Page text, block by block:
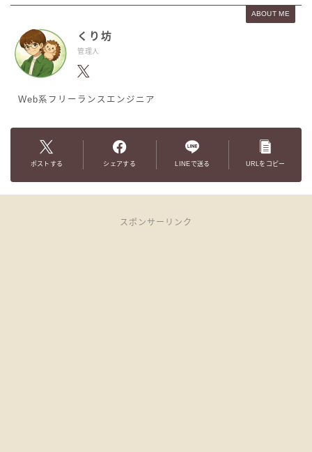
ABOUT ME
くり坊
管理人
Web系フリーランスエンジニア
ポストする シェアする LINEで送る URLをコピー
スポンサーリンク